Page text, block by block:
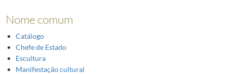
Nome comum
Catálogo
Chefe de Estado
Escultura
Manifestação cultural